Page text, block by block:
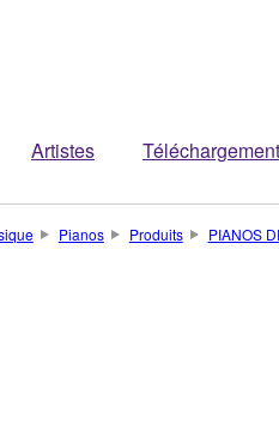
Artistes
Pianos Produits PIANOS